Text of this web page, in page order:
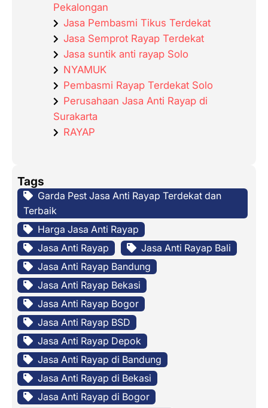
Pekalongan
Jasa Pembasmi Tikus Terdekat
Jasa Semprot Rayap Terdekat
Jasa suntik anti rayap Solo
NYAMUK
Pembasmi Rayap Terdekat Solo
Perusahaan Jasa Anti Rayap di
Surakarta
RAYAP
Tags
Garda Pest Jasa Anti Rayap Terdekat dan
Terbaik
Harga Jasa Anti Rayap
Jasa Anti Rayap
Jasa Anti Rayap Bali
Jasa Anti Rayap Bandung
Jasa Anti Rayap Bekasi
Jasa Anti Rayap Bogor
Jasa Anti Rayap BSD
Jasa Anti Rayap Depok
Jasa Anti Rayap di Bandung
Jasa Anti Rayap di Bekasi
Jasa Anti Rayap di Bogor